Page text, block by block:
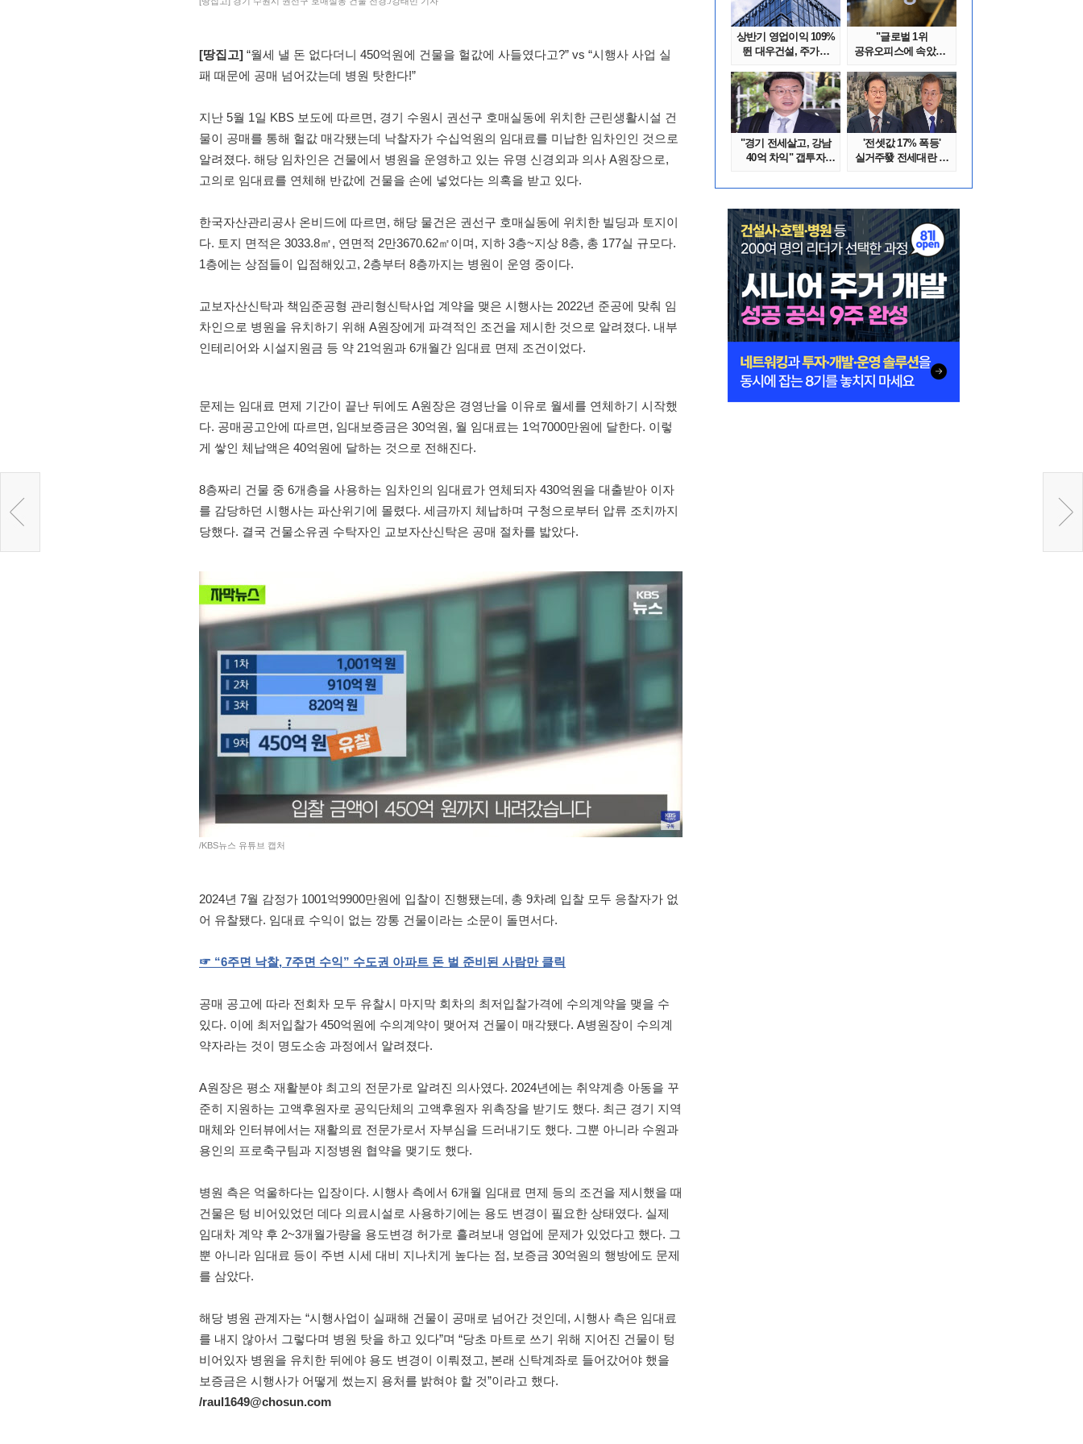
[땅집고] “월세 낼 돈 없다더니 450억원에 건물을 헐값에 사들였다고?” vs “시행사 사업 실
패 때문에 공매 넘어갔는데 병원 탓한다!”
지난 5월 1일 KBS 보도에 따르면, 경기 수원시 권선구 호매실동에 위치한 근린생활시설 건
물이 공매를 통해 헐값 매각됐는데 낙찰자가 수십억원의 임대료를 미납한 임차인인 것으로
알려졌다. 해당 임차인은 건물에서 병원을 운영하고 있는 유명 신경외과 의사 A원장으로,
고의로 임대료를 연체해 반값에 건물을 손에 넣었다는 의혹을 받고 있다.
한국자산관리공사 온비드에 따르면, 해당 물건은 권선구 호매실동에 위치한 빌딩과 토지이
다. 토지 면적은 3033.8㎡, 연면적 2만3670.62㎡이며, 지하 3층~지상 8층, 총 177실 규모다.
1층에는 상점들이 입점해있고, 2층부터 8층까지는 병원이 운영 중이다.
교보자산신탁과 책임준공형 관리형신탁사업 계약을 맺은 시행사는 2022년 준공에 맞춰 임
차인으로 병원을 유치하기 위해 A원장에게 파격적인 조건을 제시한 것으로 알려졌다. 내부
인테리어와 시설지원금 등 약 21억원과 6개월간 임대료 면제 조건이었다.
문제는 임대료 면제 기간이 끝난 뒤에도 A원장은 경영난을 이유로 월세를 연체하기 시작했
다. 공매공고안에 따르면, 임대보증금은 30억원, 월 임대료는 1억7000만원에 달한다. 이렇
게 쌓인 체납액은 40억원에 달하는 것으로 전해진다.
8층짜리 건물 중 6개층을 사용하는 임차인의 임대료가 연체되자 430억원을 대출받아 이자
를 감당하던 시행사는 파산위기에 몰렸다. 세금까지 체납하며 구청으로부터 압류 조치까지
당했다. 결국 건물소유권 수탁자인 교보자산신탁은 공매 절차를 밟았다.
/KBS뉴스 유튜브 캡처
2024년 7월 감정가 1001억9900만원에 입찰이 진행됐는데, 총 9차례 입찰 모두 응찰자가 없
어 유찰됐다. 임대료 수익이 없는 깡통 건물이라는 소문이 돌면서다.
☞ “6주면 낙찰, 7주면 수익” 수도권 아파트 돈 벌 준비된 사람만 클릭
공매 공고에 따라 전회차 모두 유찰시 마지막 회차의 최저입찰가격에 수의계약을 맺을 수
있다. 이에 최저입찰가 450억원에 수의계약이 맺어져 건물이 매각됐다. A병원장이 수의계
약자라는 것이 명도소송 과정에서 알려졌다.
A원장은 평소 재활분야 최고의 전문가로 알려진 의사였다. 2024년에는 취약계층 아동을 꾸
준히 지원하는 고액후원자로 공익단체의 고액후원자 위촉장을 받기도 했다. 최근 경기 지역
매체와 인터뷰에서는 재활의료 전문가로서 자부심을 드러내기도 했다. 그뿐 아니라 수원과
용인의 프로축구팀과 지정병원 협약을 맺기도 했다.
병원 측은 억울하다는 입장이다. 시행사 측에서 6개월 임대료 면제 등의 조건을 제시했을 때
건물은 텅 비어있었던 데다 의료시설로 사용하기에는 용도 변경이 필요한 상태였다. 실제
임대차 계약 후 2~3개월가량을 용도변경 허가로 흘려보내 영업에 문제가 있었다고 했다. 그
뿐 아니라 임대료 등이 주변 시세 대비 지나치게 높다는 점, 보증금 30억원의 행방에도 문제
를 삼았다.
해당 병원 관계자는 “시행사업이 실패해 건물이 공매로 넘어간 것인데, 시행사 측은 임대료
를 내지 않아서 그렇다며 병원 탓을 하고 있다”며 “당초 마트로 쓰기 위해 지어진 건물이 텅
비어있자 병원을 유치한 뒤에야 용도 변경이 이뤄졌고, 본래 신탁계좌로 들어갔어야 했을
보증금은 시행사가 어떻게 썼는지 용처를 밝혀야 할 것”이라고 했다.
/raul1649@chosun.com
상반기 영업이익 109%
뛴 대우건설, 주가는
"글로벌 1위
공유오피스에 속았다"
"경기 전세살고, 강남
40억 차익" 갭투자
'전셋값 17% 폭등'
실거주發 전세대란 또